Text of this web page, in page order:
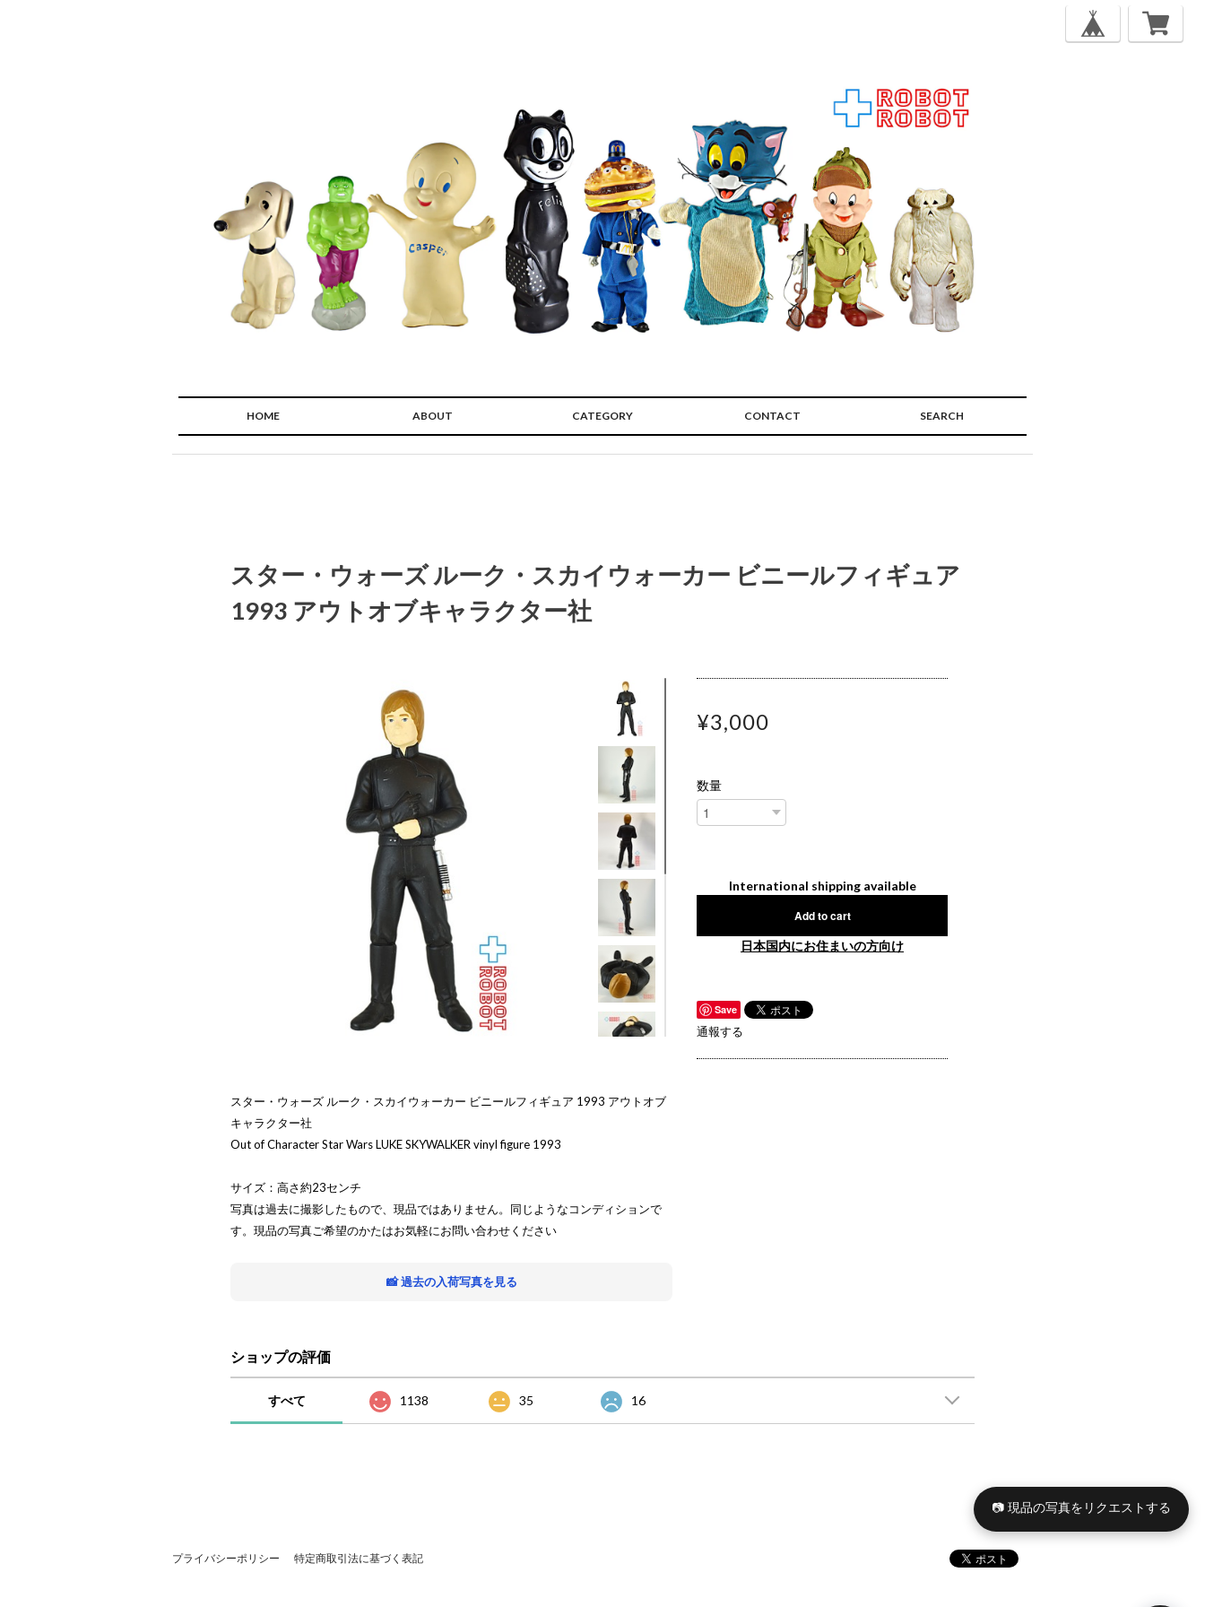
HOME ABOUT CATEGORY CONTACT SEARCH
スター・ウォーズ ルーク・スカイウォーカー ビニールフィギュア
1993 アウトオブキャラクター社
スター・ウォーズ ルーク・スカイウォーカー ビニールフィギュア 1993 アウトオブ
キャラクター社
Out of Character Star Wars LUKE SKYWALKER vinyl figure 1993
サイズ：高さ約23センチ
写真は過去に撮影したもので、現品ではありません。同じようなコンディションで
す。現品の写真ご希望のかたはお気軽にお問い合わせください
📸 過去の入荷写真を見る
¥3,000
数量
International shipping available
Add to cart
日本国内にお住まいの方向け
Save
通報する
ショップの評価
すべて 1138 35 16
プライバシーポリシー 特定商取引法に基づく表記
📷 現品の写真をリクエストする